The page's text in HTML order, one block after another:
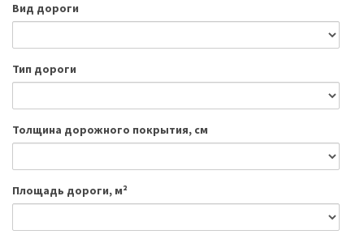
Вид дороги
Тип дороги
Толщина дорожного покрытия, см
Площадь дороги, м²